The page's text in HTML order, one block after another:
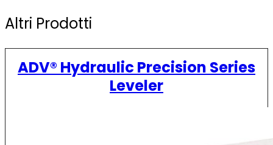
Altri Prodotti
ADV® Hydraulic Precision Series
Leveler